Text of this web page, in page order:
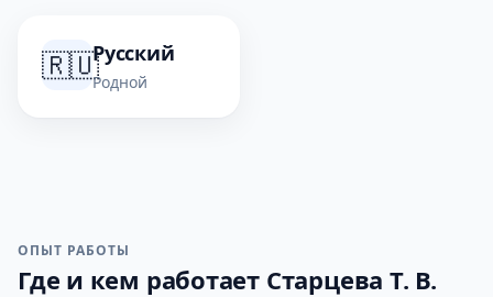
🇷🇺Русский
Родной
ОПЫТ РАБОТЫ
Где и кем работает Старцева Т. В.